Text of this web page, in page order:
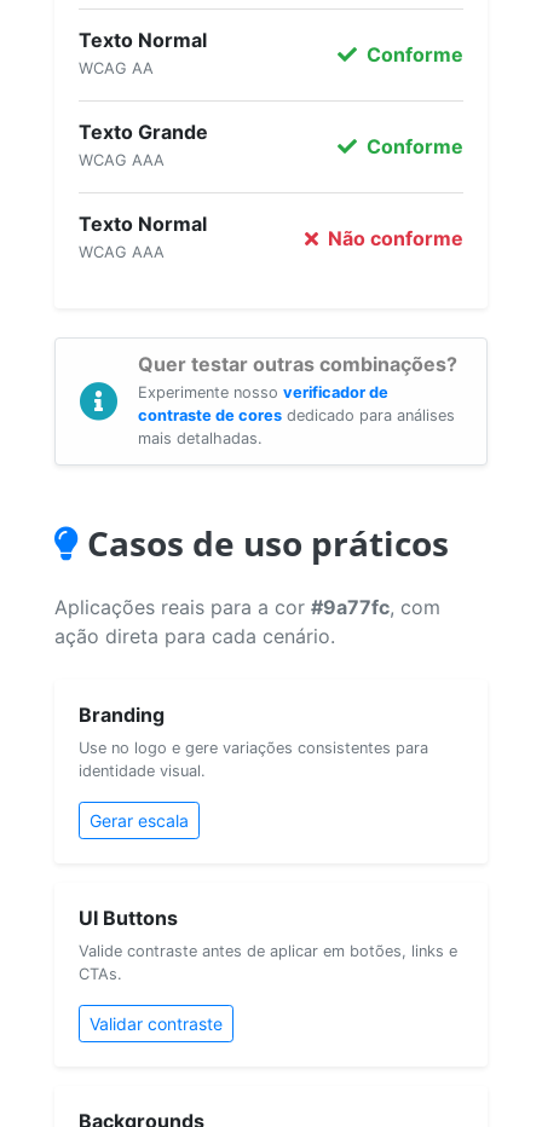
Texto Normal
WCAG AA
Conforme
Texto Grande
WCAG AAA
Conforme
Texto Normal
WCAG AAA
Não conforme
Quer testar outras combinações?
Experimente nosso verificador de
contraste de cores dedicado para análises
mais detalhadas.
Casos de uso práticos
Aplicações reais para a cor #9a77fc, com
ação direta para cada cenário.
Branding
Use no logo e gere variações consistentes para
identidade visual.
Gerar escala
UI Buttons
Valide contraste antes de aplicar em botões, links e
CTAs.
Validar contraste
Backgrounds